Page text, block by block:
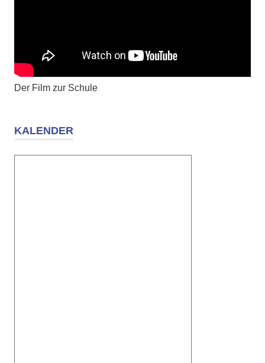
Der Film zur Schule
KALENDER